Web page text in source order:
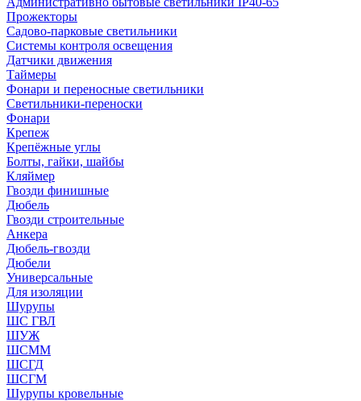
Прожекторы
Садово-парковые светильники
Системы контроля освещения
Датчики движения
Таймеры
Фонари и переносные светильники
Светильники-переноски
Фонари
Крепеж
Крепёжные углы
Болты, гайки, шайбы
Кляймер
Гвозди финишные
Дюбель
Гвозди строительные
Анкера
Дюбель-гвозди
Дюбели
Универсальные
Для изоляции
Шурупы
ШС ГВЛ
ШУЖ
ШСММ
ШСГД
ШСГМ
Шурупы кровельные